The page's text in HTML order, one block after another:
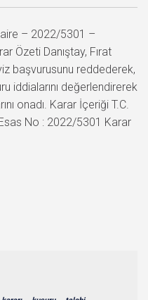
– 2022/5301 –
Özeti Danıştay, Fırat
başvurusunu reddederek,
iddialarını değerlendirerek
onadı. Karar İçeriği T.C.
No : 2022/5301 Karar